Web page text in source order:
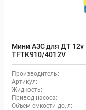
Мини АЗС для ДТ 12v
TFTK910/4012V
Производитель:
Артикул:
Жидкость:
Привод насоса:
Объем емкости до, л: